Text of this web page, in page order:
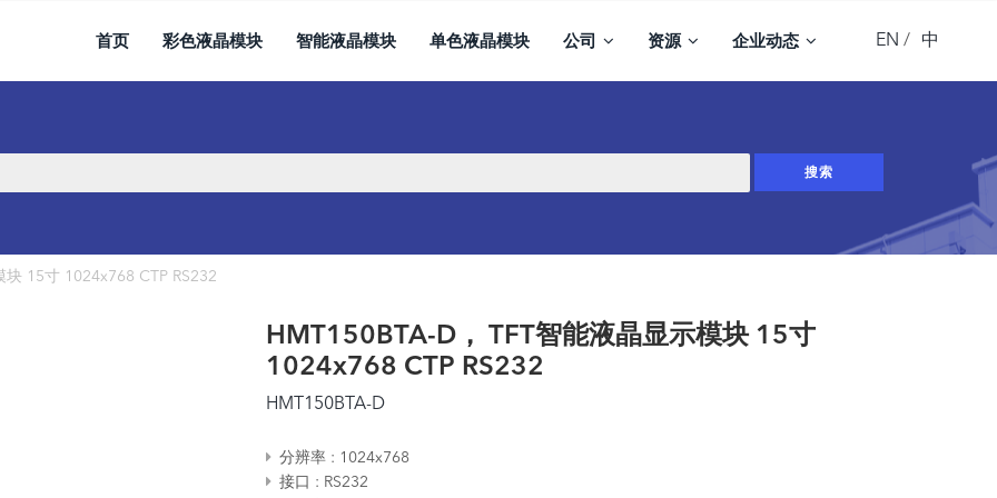
首页 彩色液晶模块 智能液晶模块 单色液晶模块 公司 资源 企业动态 EN 中
15寸 1024x768 CTP RS232
HMT150BTA-D， TFT智能液晶显示模块 15寸
1024x768 CTP RS232
HMT150BTA-D
分辨率
1024x768
接口
RS232